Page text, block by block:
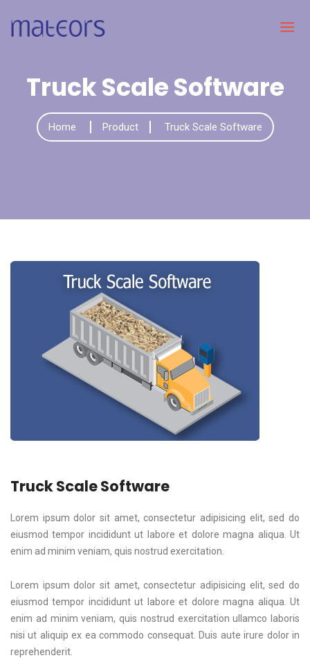
Truck Scale Software
Home Product Truck Scale Software
Truck Scale Software
Lorem ipsum dolor sit amet, consectetur adipisicing elit, sed do
eiusmod tempor incididunt ut labore et dolore magna aliqua. Ut
enim ad minim veniam, quis nostrud exercitation.
Lorem ipsum dolor sit amet, consectetur adipisicing elit, sed do
eiusmod tempor incididunt ut labore et dolore magna aliqua. Ut
enim ad minim veniam, quis nostrud exercitation ullamco laboris
nisi ut aliquip ex ea commodo consequat. Duis aute irure dolor in
reprehenderit.